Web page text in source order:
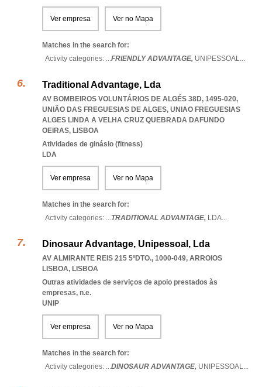
Ver empresa Ver no Mapa
Matches in the search for:
Activity categories: ...FRIENDLY ADVANTAGE, UNIPESSOAL...
Traditional Advantage, Lda
AV BOMBEIROS VOLUNTÁRIOS DE ALGÉS 38D, 1495-020,
UNIÃO DAS FREGUESIAS DE ALGES, UNIAO FREGUESIAS
ALGES LINDA A VELHA CRUZ QUEBRADA DAFUNDO
OEIRAS, LISBOA
Atividades de ginásio (fitness)
LDA
Ver empresa Ver no Mapa
Matches in the search for:
Activity categories: ...TRADITIONAL ADVANTAGE, LDA...
Dinosaur Advantage, Unipessoal, Lda
AV ALMIRANTE REIS 215 5ºDTO., 1000-049, ARROIOS
LISBOA, LISBOA
Outras atividades de serviços de apoio prestados às
empresas, n.e.
UNIP
Ver empresa Ver no Mapa
Matches in the search for:
Activity categories: ...DINOSAUR ADVANTAGE, UNIPESSOAL...